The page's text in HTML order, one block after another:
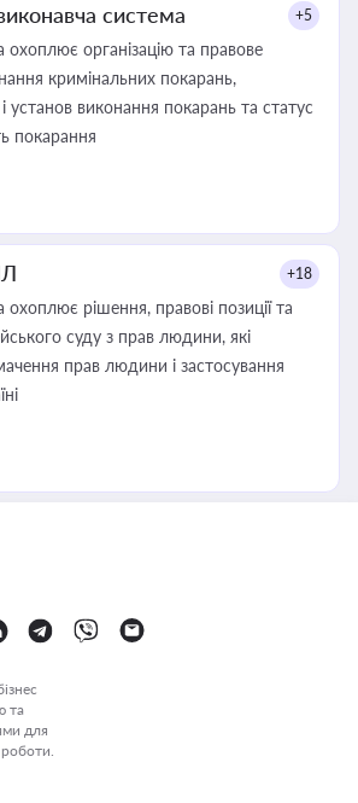
система +5
охоплює організацію та правове
кримінальних покарань,
і установ виконання покарань та статус
покарання
+18
охоплює рішення, правові позиції та
суду з прав людини, які
прав людини і застосування
та
для
роботи.